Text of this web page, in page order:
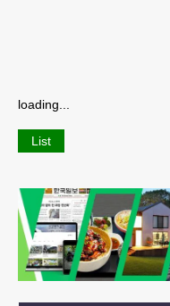
loading...
List